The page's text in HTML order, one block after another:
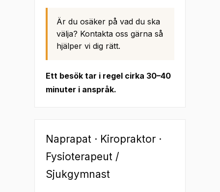
Är du osäker på vad du ska
välja? Kontakta oss gärna så
hjälper vi dig rätt.
Ett besök tar i regel cirka 30–40
minuter i anspråk.
Naprapat · Kiropraktor ·
Fysioterapeut /
Sjukgymnast